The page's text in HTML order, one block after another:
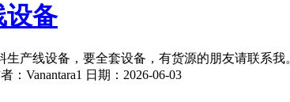
设备
产线设备，要全套设备，有货源的朋友请联系我
： Vanantara1 日期： 2026-06-03